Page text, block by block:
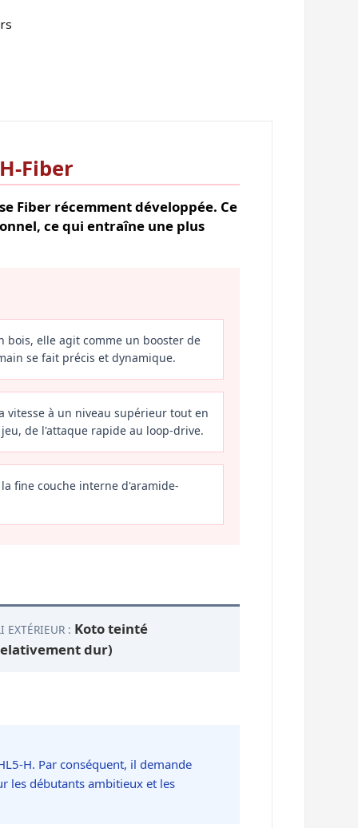
Fiber
Fiber récemment développée. Ce
ce qui entraîne une plus
bois, elle agit comme un booster de
se fait précis et dynamique.
vitesse à un niveau supérieur tout en
de l'attaque rapide au loop-drive.
fine couche interne d'aramide-
EXTÉRIEUR : Koto teinté
dur)
H. Par conséquent, il demande
les débutants ambitieux et les